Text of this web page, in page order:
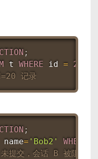
;
t WHERE id = 20
记录
;
= 'Bob2' WHERE
交，会话 B 被阻塞，